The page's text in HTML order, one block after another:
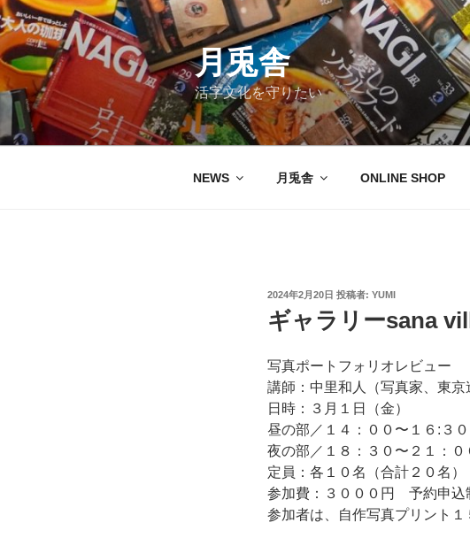
コ
ン
テ
ン
ツ
へ
ス
月兎舎
活字文化を守りたい
NEWS 月兎舎 ONLINE SHOP
投
日:
2024年2月20日 投稿者: YUMI
ギャラリーsana
写真ポートフォリオレビュー
講師：中里和人（写真家、東京
日時：３月１日（金）
昼の部／１４：００〜１６:
夜の部／１８：３０〜２１：０
定員：各１０名（合計２０名）
参加費：３０００円 予約申込
参加者は、自作写真プリント１